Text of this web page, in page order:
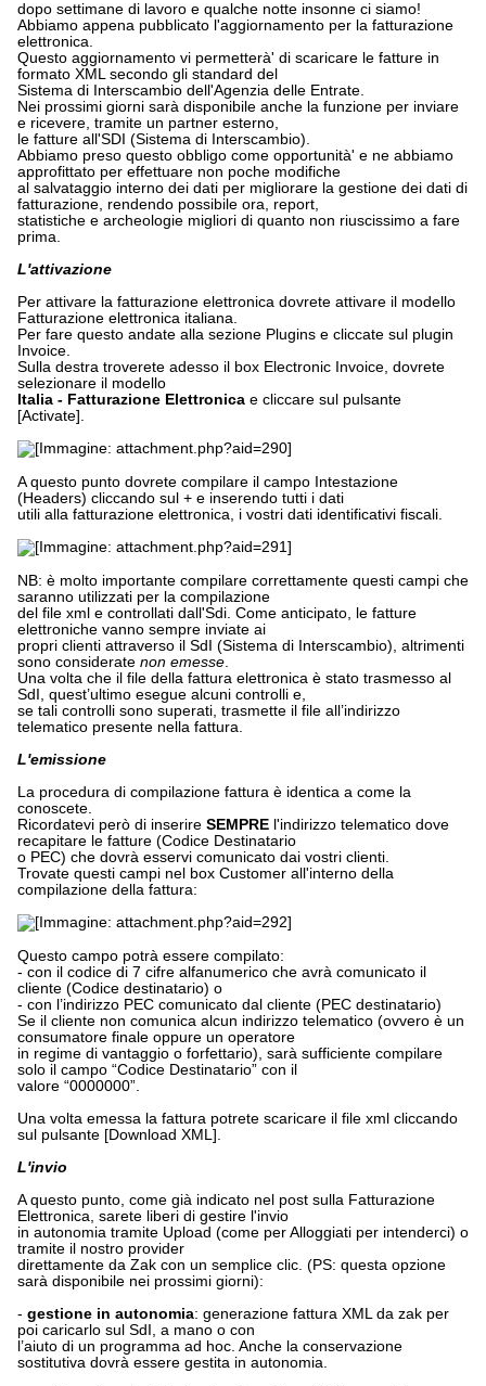
dopo settimane di lavoro e qualche notte insonne ci siamo!
Abbiamo appena pubblicato l'aggiornamento per la fatturazione
elettronica.
Questo aggiornamento vi permetterà' di scaricare le fatture in
formato XML secondo gli standard del
Sistema di Interscambio dell'Agenzia delle Entrate.
Nei prossimi giorni sarà disponibile anche la funzione per inviare
e ricevere, tramite un partner esterno,
le fatture all'SDI (Sistema di Interscambio).
Abbiamo preso questo obbligo come opportunità' e ne abbiamo
approfittato per effettuare non poche modifiche
al salvataggio interno dei dati per migliorare la gestione dei dati di
fatturazione, rendendo possibile ora, report,
statistiche e archeologie migliori di quanto non riuscissimo a fare
prima.
L'attivazione
Per attivare la fatturazione elettronica dovrete attivare il modello
Fatturazione elettronica italiana.
Per fare questo andate alla sezione Plugins e cliccate sul plugin
Invoice.
Sulla destra troverete adesso il box Electronic Invoice, dovrete
selezionare il modello
Italia - Fatturazione Elettronicae cliccare sul pulsante
[Activate].
A questo punto dovrete compilare il campo Intestazione
(Headers) cliccando sul + e inserendo tutti i dati
utili alla fatturazione elettronica, i vostri dati identificativi fiscali.
NB: è molto importante compilare correttamente questi campi che
saranno utilizzati per la compilazione
del file xml e controllati dall'Sdi. Come anticipato, le fatture
elettroniche vanno sempre inviate ai
propri clienti attraverso il SdI (Sistema di Interscambio), altrimenti
sono considerate non emesse.
Una volta che il file della fattura elettronica è stato trasmesso al
SdI, quest’ultimo esegue alcuni controlli e,
se tali controlli sono superati, trasmette il file all’indirizzo
telematico presente nella fattura.
L'emissione
La procedura di compilazione fattura è identica a come la
conoscete.
Ricordatevi però di inserire SEMPREl'indirizzo telematico dove
recapitare le fatture (Codice Destinatario
o PEC) che dovrà esservi comunicato dai vostri clienti.
Trovate questi campi nel box Customer all'interno della
compilazione della fattura:
Questo campo potrà essere compilato:
- con il codice di 7 cifre alfanumerico che avrà comunicato il
cliente (Codice destinatario) o
- con l’indirizzo PEC comunicato dal cliente (PEC destinatario)
Se il cliente non comunica alcun indirizzo telematico (ovvero è un
consumatore finale oppure un operatore
in regime di vantaggio o forfettario), sarà sufficiente compilare
solo il campo “Codice Destinatario” con il
valore “0000000”.
Una volta emessa la fattura potrete scaricare il file xml cliccando
sul pulsante [Download XML].
L'invio
A questo punto, come già indicato nel post sulla Fatturazione
Elettronica, sarete liberi di gestire l'invio
in autonomia tramite Upload (come per Alloggiati per intenderci) o
tramite il nostro provider
direttamente da Zak con un semplice clic. (PS: questa opzione
sarà disponibile nei prossimi giorni):
- gestione in autonomia: generazione fattura XML da zak per
poi caricarlo sul SdI, a mano o con
l’aiuto di un programma ad hoc. Anche la conservazione
sostitutiva dovrà essere gestita in autonomia.